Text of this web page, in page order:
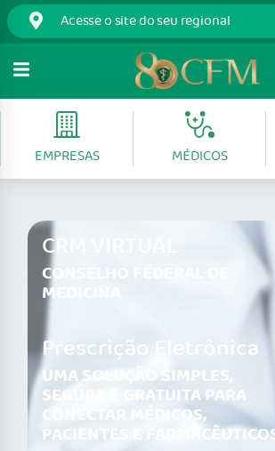
EMPRESAS MÉDICOS
CRM VIRTUAL
CONSELHO FEDERAL DE
MEDICINA
Prescrição Eletrônica
UMA SOLUÇÃO SIMPLES,
SEGURA E GRATUITA PARA
CONECTAR MÉDICOS,
PACIENTES E